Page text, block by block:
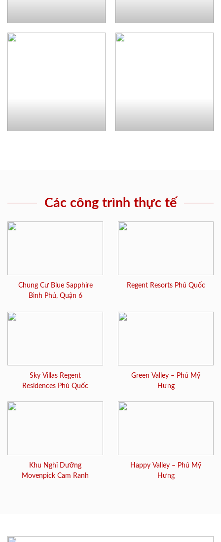
Các công trình thực tế
Chung Cư Blue Sapphire
Bình Phú, Quận 6
Regent Resorts Phú Quốc
Sky Villas Regent
Residences Phú Quốc
Green Valley – Phú Mỹ
Hưng
Khu Nghỉ Dưỡng
Movenpick Cam Ranh
Happy Valley – Phú Mỹ
Hưng